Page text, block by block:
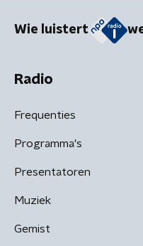
Wie luistert
Radio
Frequenties
Programma's
Presentatoren
Muziek
Gemist